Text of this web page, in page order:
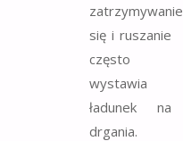
zatrzymywanie
się i ruszanie
często
wystawia
ładunek na
drgania.